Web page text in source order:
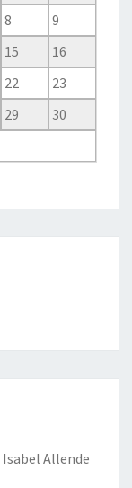
8
9
15
16
22
23
29
30
Isabel Allende